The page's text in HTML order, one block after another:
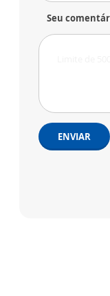
Seu
ENVIAR